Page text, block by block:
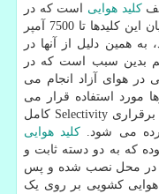
کلید هوایی است که در
آمپراژ بالا استفاده می شود. حد بالای جریان این کلیدها تا 7500 آمپر
آمپر می باشد، به همین دلیل از آنها در
هم بدین سبب است که در
در هوای آزاد انجام می
مورد استفاده قرار می
برقراریSelectivity کامل
می شود. کلید هوایی
که به دو دسته ثابت و
در محل نصب شده و پس
هوایی کشویی بر روی یک